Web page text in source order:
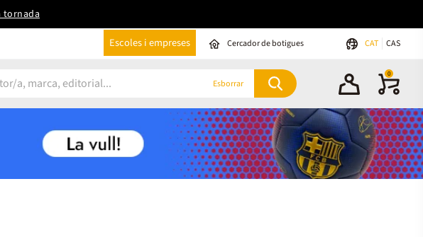
tornada
Escoles i empreses Cercador de botigues CAT CAS
Esborrar
0